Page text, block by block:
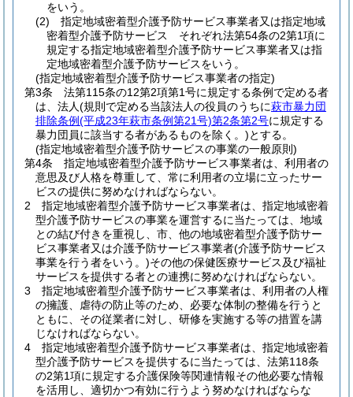
をいう。
(2)
指定地域密着型介護予防サービス事業者又は指定地域
密着型介護予防サービス それぞれ法第54条の2第1項に
規定する指定地域密着型介護予防サービス事業者又は指
定地域密着型介護予防サービスをいう。
(指定地域密着型介護予防サービス事業者の指定)
第3条
法第115条の12第2項第1号に規定する条例で定める者
は、法人(規則で定める当該法人の役員のうちに萩市暴力団
排除条例(平成23年萩市条例第21号)第2条第2号に規定する
暴力団員に該当する者があるものを除く。)とする。
(指定地域密着型介護予防サービスの事業の一般原則)
第4条
指定地域密着型介護予防サービス事業者は、利用者の
意思及び人格を尊重して、常に利用者の立場に立ったサー
ビスの提供に努めなければならない。
2
指定地域密着型介護予防サービス事業者は、指定地域密着
型介護予防サービスの事業を運営するに当たっては、地域
との結び付きを重視し、市、他の地域密着型介護予防サー
ビス事業者又は介護予防サービス事業者(介護予防サービス
事業を行う者をいう。)その他の保健医療サービス及び福祉
サービスを提供する者との連携に努めなければならない。
3
指定地域密着型介護予防サービス事業者は、利用者の人権
の擁護、虐待の防止等のため、必要な体制の整備を行うと
ともに、その従業者に対し、研修を実施する等の措置を講
じなければならない。
4
指定地域密着型介護予防サービス事業者は、指定地域密着
型介護予防サービスを提供するに当たっては、法第118条
の2第1項に規定する介護保険等関連情報その他必要な情報
を活用し、適切かつ有効に行うよう努めなければならな